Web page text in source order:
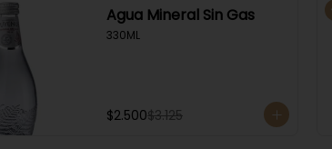
Agua Mineral Sin Gas
330ML
$2.500$3.125